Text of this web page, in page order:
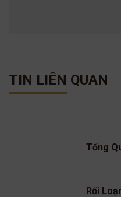
TIN LIÊN QUAN
Tổng
Rối